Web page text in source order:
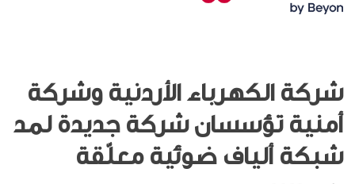
شركة الكهرباء الأردنية وشركة
أمنية تؤسسان شركة جديدة لمد
شبكة ألياف ضوئية معلّقة